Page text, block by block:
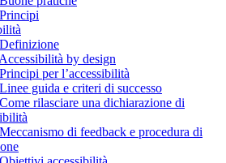
by design
per l’accessibilità
guida e criteri di successo
rilasciare una dichiarazione di
di feedback e procedura di